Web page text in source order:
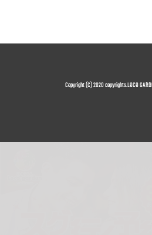
Copyright (C) 2020 copyrights.LOCO